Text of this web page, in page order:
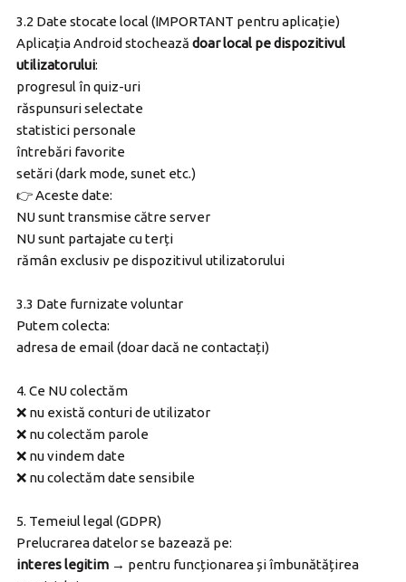
3.2 Date stocate local (IMPORTANT pentru aplicație)
Aplicația Android stochează doar local pe dispozitivul
utilizatorului:
progresul în quiz-uri
răspunsuri selectate
statistici personale
întrebări favorite
setări (dark mode, sunet etc.)
👉 Aceste date:
NU sunt transmise către server
NU sunt partajate cu terți
rămân exclusiv pe dispozitivul utilizatorului
3.3 Date furnizate voluntar
Putem colecta:
adresa de email (doar dacă ne contactați)
4. Ce NU colectăm
❌ nu există conturi de utilizator
❌ nu colectăm parole
❌ nu vindem date
❌ nu colectăm date sensibile
5. Temeiul legal (GDPR)
Prelucrarea datelor se bazează pe:
interes legitim → pentru funcționarea și îmbunătățirea